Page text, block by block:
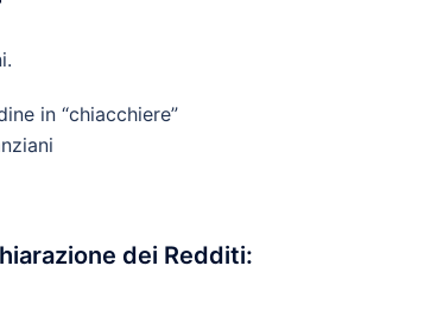
in “chiacchiere”
dei Redditi: